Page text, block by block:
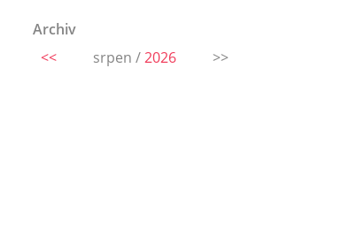
Archiv
<<
srpen /2026 >>